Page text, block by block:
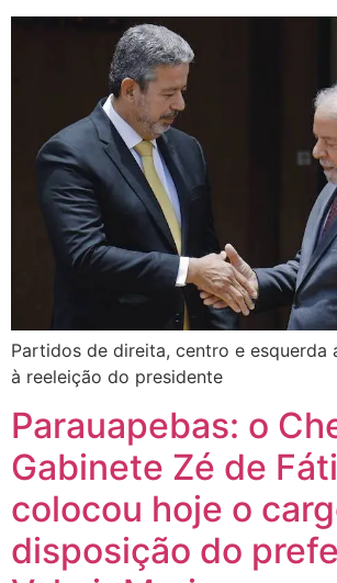
Partidos de direita, centro e esquerda
à reeleição do presidente
Parauapebas: o
Gabinete Zé de
colocou hoje o
disposição do